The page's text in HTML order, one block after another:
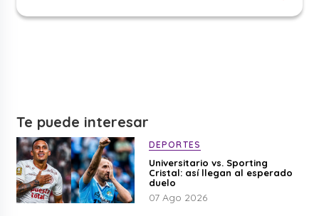
Te puede interesar
DEPORTES
Universitario vs. Sporting
Cristal: así llegan al esperado
duelo
07 Ago 2026